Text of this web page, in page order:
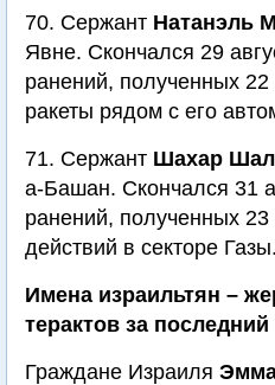
70. Сержант Натанэль
Явне. Скончался 29
ранений, полученных 22
ракеты рядом с его
71. Сержант Шахар
а-Башан. Скончался 31
ранений, полученных
действий в секторе Газы.
Имена израильтян –
терактов за последний
Граждане Израиля